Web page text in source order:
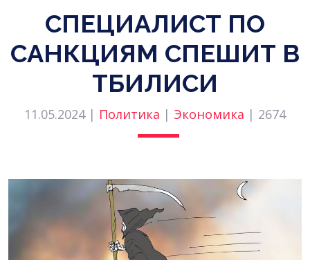
СПЕЦИАЛИСТ ПО
САНКЦИЯМ СПЕШИТ В
ТБИЛИСИ
11.05.2024 | Политика | Экономика | 2674